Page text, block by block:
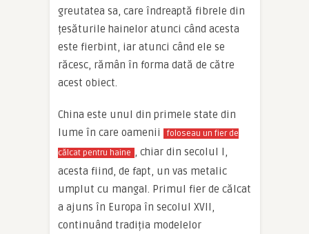
greutatea sa, care îndreaptă fibrele din
țesăturile hainelor atunci când acesta
este fierbint, iar atunci când ele se
răcesc, rămân în forma dată de către
acest obiect.
China este unul din primele state din
lume în care oamenii
foloseau un fier de
călcat pentru haine , chiar din secolul I,
acesta fiind, de fapt, un vas metalic
umplut cu mangal. Primul fier de călcat
a ajuns în Europa în secolul XVII,
continuând tradiția modelelor